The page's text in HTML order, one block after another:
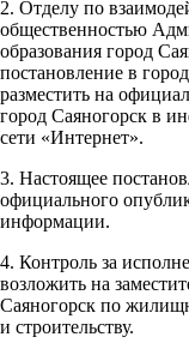
2. Отделу по
общественностью
образования город
постановление в
разместить на
город Саяногорск в
сети «Интернет».
3. Настоящее
официального
информации.
4. Контроль за
возложить на
Саяногорск по
и строительству.